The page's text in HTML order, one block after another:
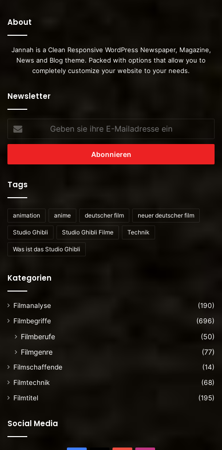
About
Jannah is a Clean Responsive WordPress Newspaper, Magazine,
News and Blog theme. Packed with options that allow you to
completely customize your website to your needs.
Newsletter
sie
ihre
Mailadresse
Tags
animation anime deutscher film neuer deutscher film
Studio Ghibli Studio Ghibli Filme Technik
Was ist das Studio Ghibli
Kategorien
Filmanalyse
(190)
Filmbegriffe
(696)
Filmberufe
(50)
Filmgenre
(77)
Filmschaffende
(14)
Filmtechnik
(68)
Filmtitel
(195)
Social Media